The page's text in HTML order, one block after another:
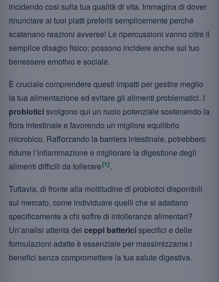
incidendo così sulla tua qualità di vita. Immagina di dover
rinunciare ai tuoi piatti preferiti semplicemente perché
scatenano reazioni avverse! Le ripercussioni vanno oltre il
semplice disagio fisico; possono incidere anche sul tuo
benessere emotivo e sociale.
È cruciale comprendere questi impatti per gestire meglio
la tua alimentazione ed evitare gli alimenti problematici. I
probioticisvolgono qui un ruolo potenziale sostenendo la
flora intestinale e favorendo un migliore equilibrio
microbico. Rafforzando la barriera intestinale, potrebbero
ridurre l’infiammazione e migliorare la digestione degli
alimenti difficili da tollerare [1] .
Tuttavia, di fronte alla moltitudine di probiotici disponibili
sul mercato, come individuare quelli che si adattano
specificamente a chi soffre di intolleranze alimentari?
Un’analisi attenta dei ceppi battericispecifici e delle
formulazioni adatte è essenziale per massimizzarne i
benefici senza compromettere la tua salute digestiva.